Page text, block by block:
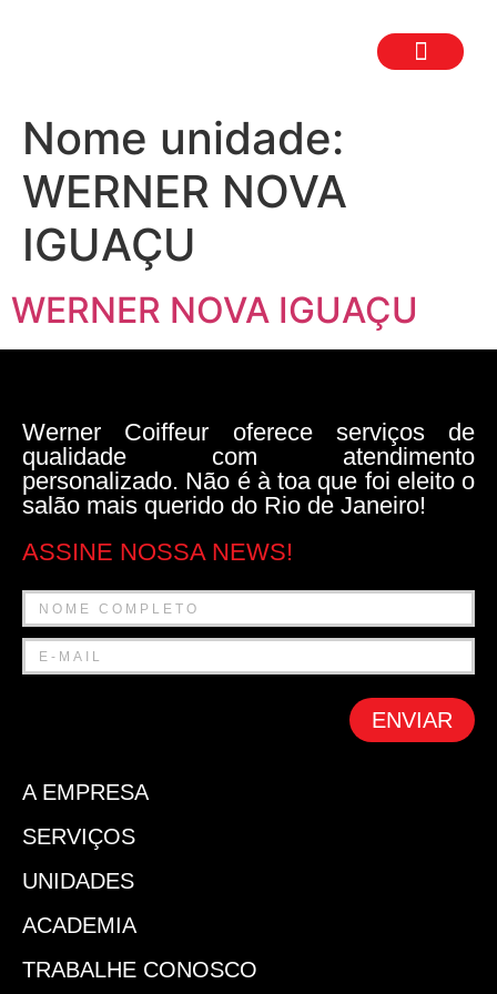
Nome unidade:
WERNER NOVA
IGUAÇU
WERNER NOVA IGUAÇU
Werner Coiffeur oferece serviços de
qualidade com atendimento
personalizado. Não é à toa que foi eleito o
salão mais querido do Rio de Janeiro!
ASSINE NOSSA NEWS!
ENVIAR
A EMPRESA
SERVIÇOS
UNIDADES
ACADEMIA
TRABALHE CONOSCO